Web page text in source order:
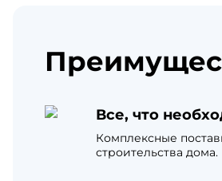
Все, что
Комплексные
строительства дома.